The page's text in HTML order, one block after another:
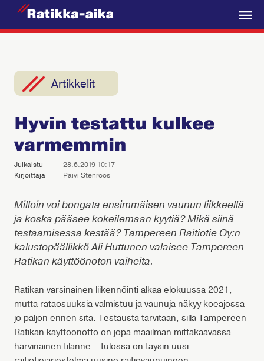
a
-
V
Artikkelit
Hyvin testattu kulkee
varmemmin
Julkaistu
28.6.2019 10:17
Kirjoittaja
Päivi Stenroos
Milloin voi bongata ensimmäisen vaunun liikkeellä
ja koska pääsee kokeilemaan kyytiä? Mikä siinä
testaamisessa kestää? Tampereen Raitiotie Oy:n
kalustopäällikkö Ali Huttunen valaisee Tampereen
Ratikan käyttöönoton vaiheita.
Ratikan varsinainen liikennöinti alkaa elokuussa 2021,
mutta rataosuuksia valmistuu ja vaunuja näkyy koeajossa
jo paljon ennen sitä. Testausta tarvitaan, sillä Tampereen
Ratikan käyttöönotto on jopa maailman mittakaavassa
harvinainen tilanne – tulossa on täysin uusi